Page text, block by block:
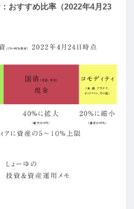
おすすめ比率（2022年4月23